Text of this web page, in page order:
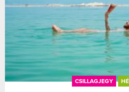
CSILLAGJEGY